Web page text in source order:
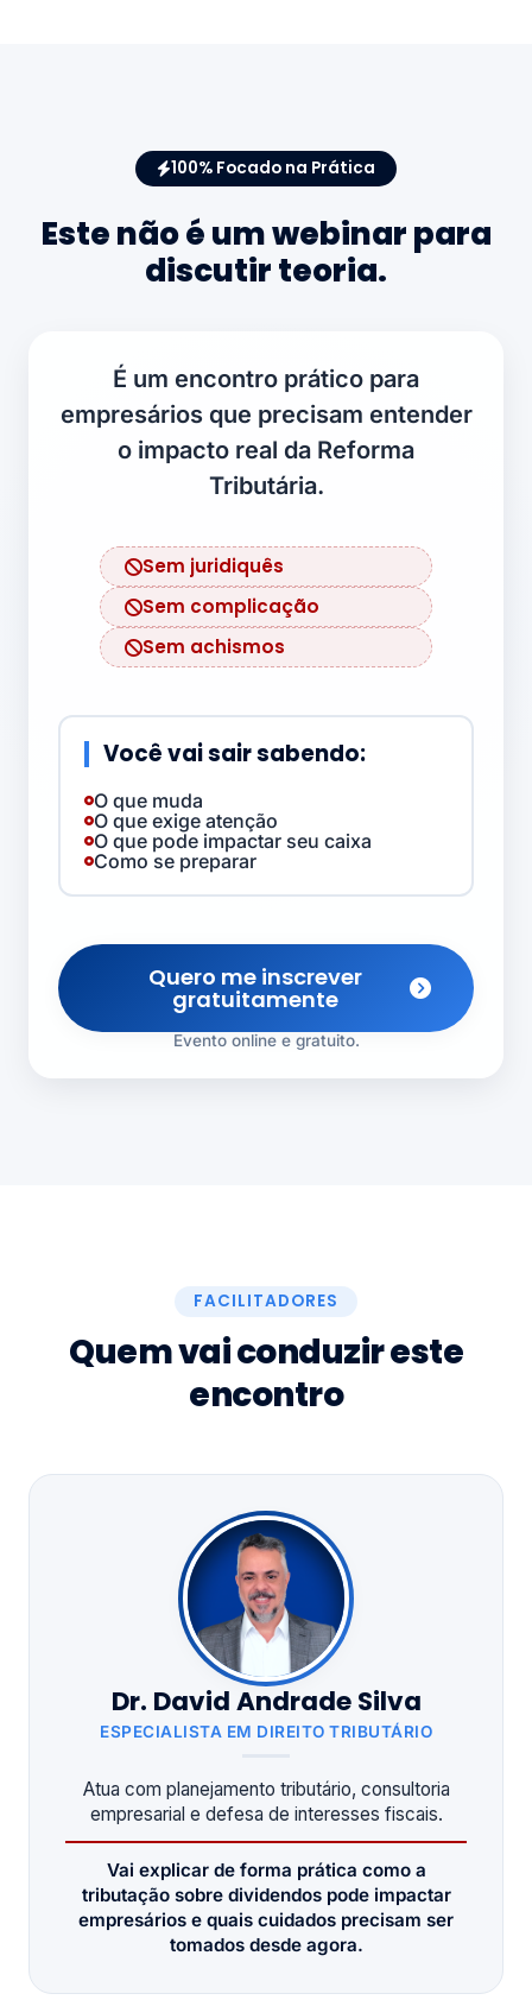
100% Focado na Prática
Este não é um webinar para
discutir teoria.
É um encontro prático para
empresários que precisam entender
o impacto real da Reforma
Tributária.
Sem juridiquês
Sem complicação
Sem achismos
Você vai sair sabendo:
O que muda
O que exige atenção
O que pode impactar seu caixa
Como se preparar
Quero me inscrever
gratuitamente
Evento online e gratuito.
FACILITADORES
Quem vai conduzir este
encontro
Dr. David Andrade Silva
ESPECIALISTA EM DIREITO TRIBUTÁRIO
Atua com planejamento tributário, consultoria
empresarial e defesa de interesses fiscais.
Vai explicar de forma prática como a
tributação sobre dividendos pode impactar
empresários e quais cuidados precisam ser
tomados desde agora.